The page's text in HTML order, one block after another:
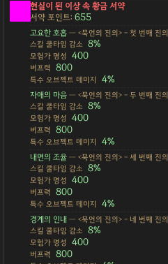
현실이 된 이상 속 황금 서약
서약 포인트:655
고요한 호흡— <묵언의 진의> - 첫 번째 진의
스킬 쿨타임 감소
8%
모험가 명성 400
버프력 800
특수 오브젝트 데미지 4%
자애의 마음— <묵언의 진의> - 두 번째 진의
스킬 쿨타임 감소
8%
모험가 명성 400
버프력 800
특수 오브젝트 데미지 4%
내면의 조율— <묵언의 진의> - 세 번째 진의
스킬 쿨타임 감소
8%
모험가 명성 400
버프력 800
특수 오브젝트 데미지 4%
경계의 인내— <묵언의 진의> - 네 번째 진의
스킬 쿨타임 감소
8%
모험가 명성 400
버프력 800